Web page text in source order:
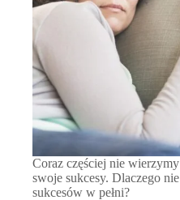
Coraz częściej nie
swoje sukcesy. Dlaczego
sukcesów w pełni?